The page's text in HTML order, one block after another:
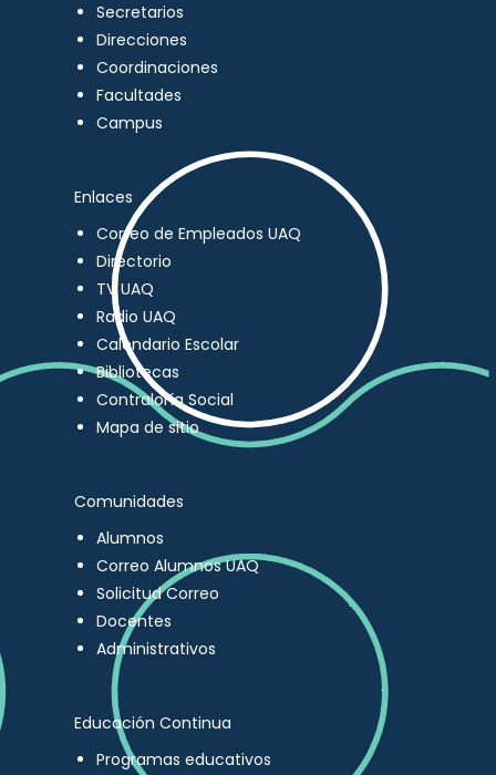
Secretarios
Direcciones
Coordinaciones
Facultades
Campus
Enlaces
Correo de Empleados UAQ
Directorio
TV UAQ
Radio UAQ
Calendario Escolar
Bibliotecas
Contraloría Social
Mapa de sitio
Comunidades
Alumnos
Correo Alumnos UAQ
Solicitud Correo
Docentes
Administrativos
Educación Continua
Programas educativos